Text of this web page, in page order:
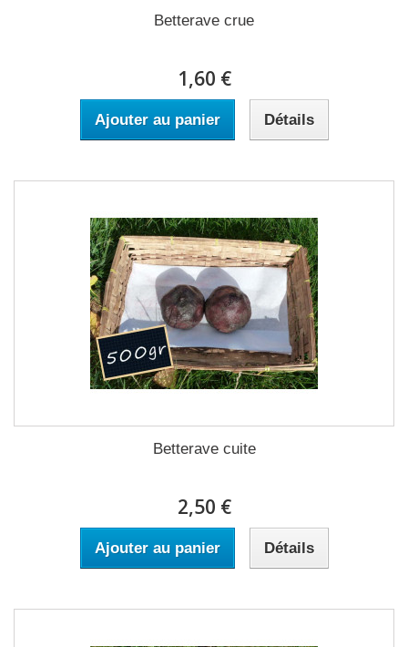
Betterave crue
1,60 €
Ajouter au panier Détails
Betterave cuite
2,50 €
Ajouter au panier Détails